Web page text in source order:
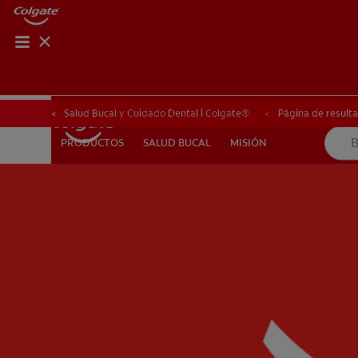
PRODUCTOS
PRODUCTOS SALUD BUCAL MISIÓN
CHEQUEO DE
Salud Bucal y Cuidado Dental | Colgate® Página de